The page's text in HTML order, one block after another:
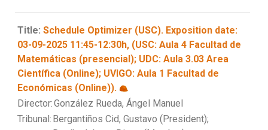
Title: Schedule Optimizer (USC). Exposition date:
03-09-2025 11:45-12:30h, (USC: Aula 4 Facultad de
Matemáticas (presencial); UDC: Aula 3.03 Area
Científica (Online); UVIGO: Aula 1 Facultad de
Económicas (Online)).
Director:González Rueda, Ángel Manuel
Tribunal: Bergantiños Cid, Gustavo (President);